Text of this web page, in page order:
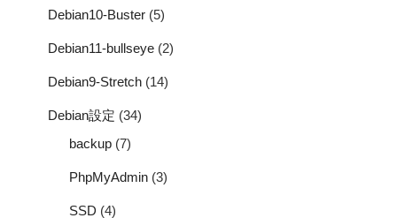
Debian10-Buster (5)
Debian11-bullseye (2)
Debian9-Stretch (14)
Debian設定 (34)
backup (7)
PhpMyAdmin (3)
SSD (4)